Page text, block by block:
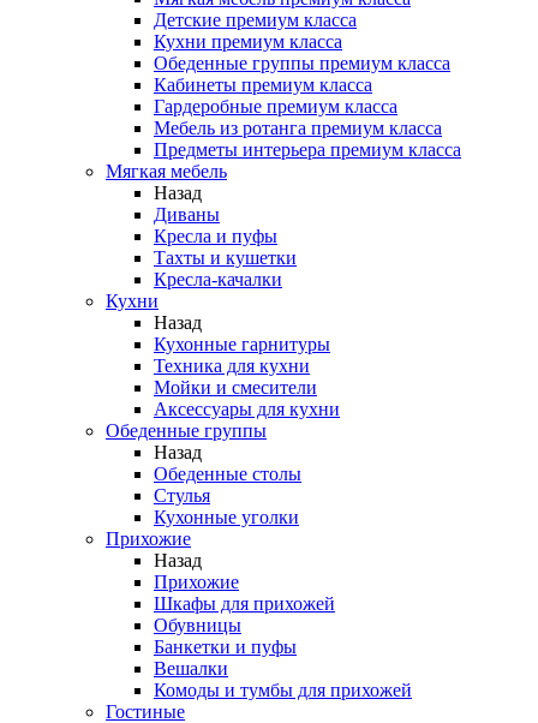
Детские премиум класса
Кухни премиум класса
Обеденные группы премиум класса
Кабинеты премиум класса
Гардеробные премиум класса
Мебель из ротанга премиум класса
Предметы интерьера премиум класса
Мягкая мебель
Назад
Диваны
Кресла и пуфы
Тахты и кушетки
Кресла-качалки
Кухни
Назад
Кухонные гарнитуры
Техника для кухни
Мойки и смесители
Аксессуары для кухни
Обеденные группы
Назад
Обеденные столы
Стулья
Кухонные уголки
Прихожие
Назад
Прихожие
Шкафы для прихожей
Обувницы
Банкетки и пуфы
Вешалки
Комоды и тумбы для прихожей
Гостиные